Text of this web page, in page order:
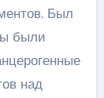
Был
были
над